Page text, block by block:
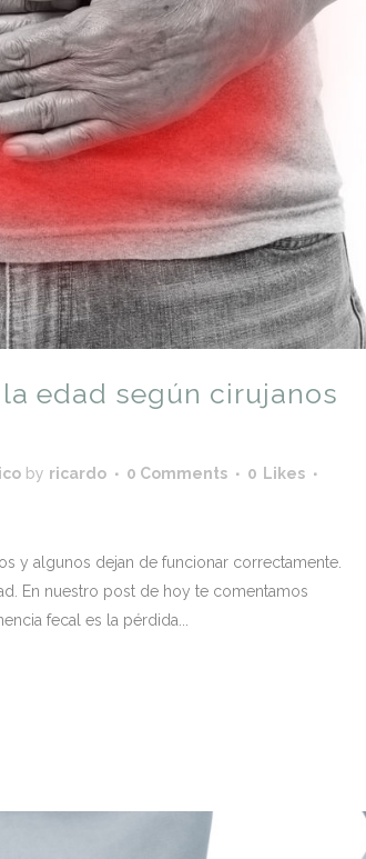
edad según cirujanos
by ricardo 0 Comments 0 Likes
y algunos dejan de funcionar correctamente.
En nuestro post de hoy te comentamos
fecal es la pérdida...